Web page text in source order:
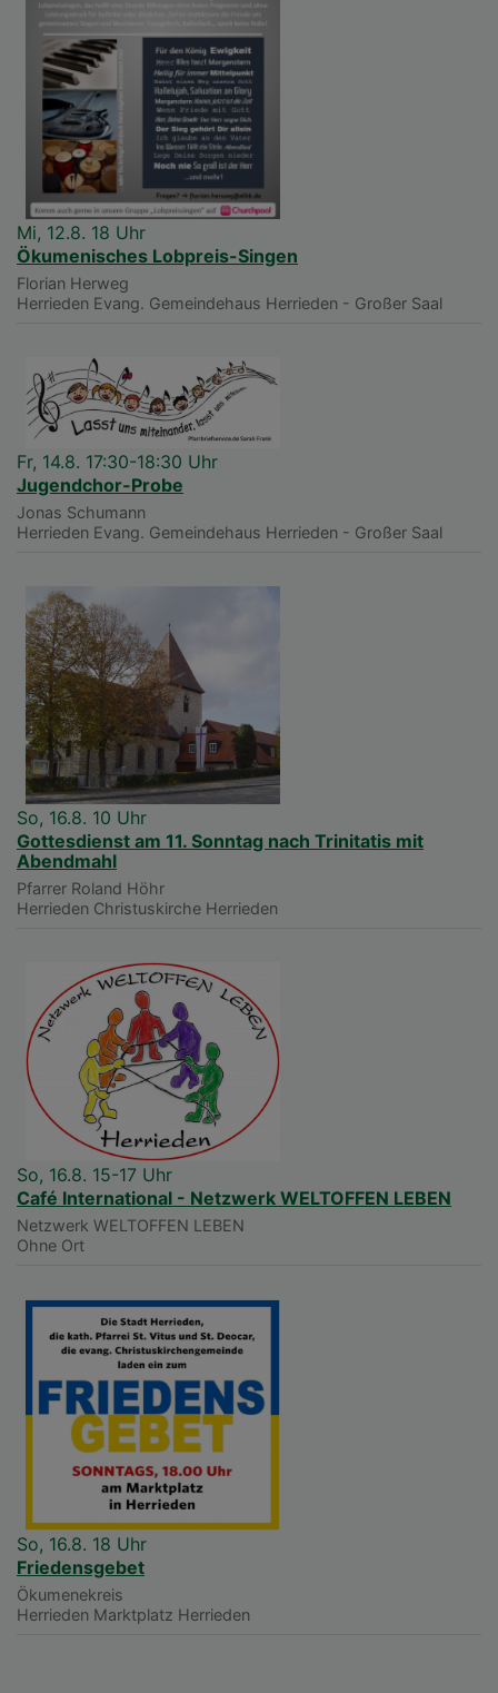
Mi, 12.8. 18 Uhr
Ökumenisches Lobpreis-Singen
Florian Herweg
Herrieden Evang. Gemeindehaus Herrieden - Großer Saal
Fr, 14.8. 17:30-18:30 Uhr
Jugendchor-Probe
Jonas Schumann
Herrieden Evang. Gemeindehaus Herrieden - Großer Saal
So, 16.8. 10 Uhr
Gottesdienst am 11. Sonntag nach Trinitatis mit
Abendmahl
Pfarrer Roland Höhr
Herrieden Christuskirche Herrieden
So, 16.8. 15-17 Uhr
Café International - Netzwerk WELTOFFEN LEBEN
Netzwerk WELTOFFEN LEBEN
Ohne Ort
So, 16.8. 18 Uhr
Friedensgebet
Ökumenekreis
Herrieden Marktplatz Herrieden